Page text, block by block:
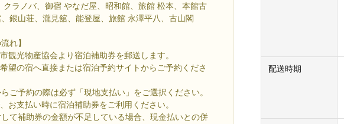
クラノバ、御宿 やなだ屋、昭和館、旅館 松本、本館古
銀山荘、瀧見舘、能登屋、旅館 永澤平八、古山閣
れ】
観光物産協会より宿泊補助券を郵送します。
望の宿へ直接または宿泊予約サイトからご予約くださ
予約の際は必ず「現地支払い」をご選択ください。
お支払い時に宿泊補助券をご利用ください。
て補助券の金額が不足している場合、現金払いとの併
配送時期